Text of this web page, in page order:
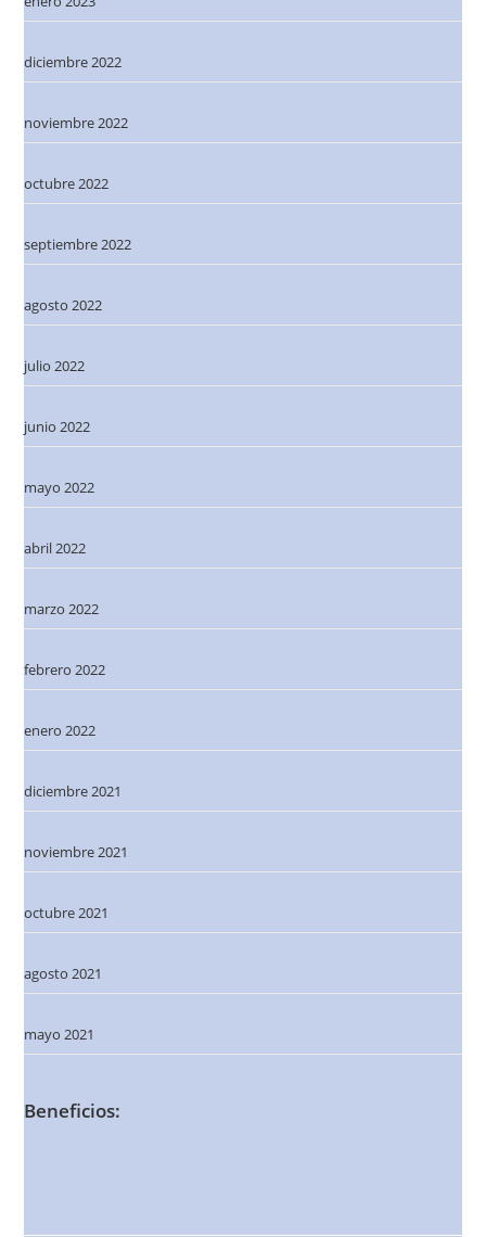
diciembre 2022
noviembre 2022
octubre 2022
septiembre 2022
agosto 2022
julio 2022
junio 2022
mayo 2022
abril 2022
marzo 2022
febrero 2022
enero 2022
diciembre 2021
noviembre 2021
octubre 2021
agosto 2021
mayo 2021
Beneficios: